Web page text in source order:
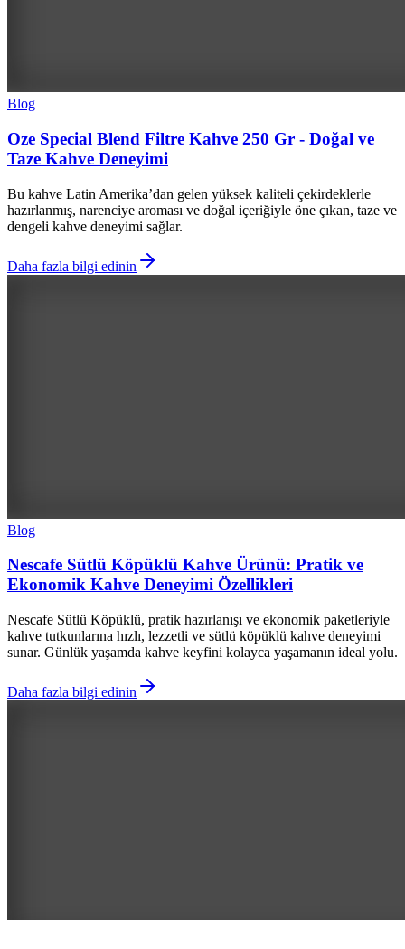
Blog
Oze Special Blend Filtre Kahve 250 Gr - Doğal ve
Taze Kahve Deneyimi
Bu kahve Latin Amerika’dan gelen yüksek kaliteli çekirdeklerle
hazırlanmış, narenciye aroması ve doğal içeriğiyle öne çıkan, taze ve
dengeli kahve deneyimi sağlar.
Daha fazla bilgi edinin
Blog
Nescafe Sütlü Köpüklü Kahve Ürünü: Pratik ve
Ekonomik Kahve Deneyimi Özellikleri
Nescafe Sütlü Köpüklü, pratik hazırlanışı ve ekonomik paketleriyle
kahve tutkunlarına hızlı, lezzetli ve sütlü köpüklü kahve deneyimi
sunar. Günlük yaşamda kahve keyfini kolayca yaşamanın ideal yolu.
Daha fazla bilgi edinin